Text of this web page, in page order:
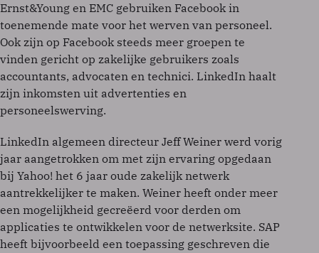
Ernst&Young en EMC gebruiken Facebook in
toenemende mate voor het werven van personeel.
Ook zijn op Facebook steeds meer groepen te
vinden gericht op zakelijke gebruikers zoals
accountants, advocaten en technici. LinkedIn haalt
zijn inkomsten uit advertenties en
personeelswerving.
LinkedIn algemeen directeur Jeff Weiner werd vorig
jaar aangetrokken om met zijn ervaring opgedaan
bij Yahoo! het 6 jaar oude zakelijk netwerk
aantrekkelijker te maken. Weiner heeft onder meer
een mogelijkheid gecreëerd voor derden om
applicaties te ontwikkelen voor de netwerksite. SAP
heeft bijvoorbeeld een toepassing geschreven die